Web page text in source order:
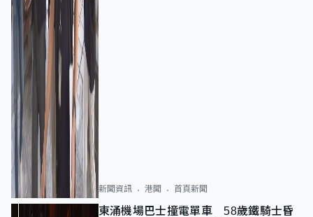
新聞資訊 港聞 首頁新聞
東涌機場巴士撞電單車 58歲鐵騎士昏